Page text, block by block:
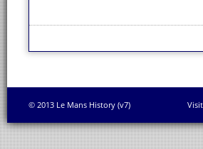
© 2013 Le Mans History (v7)